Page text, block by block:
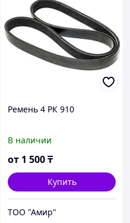
Ремень 4 РК 910
В наличии
от 1 500₸
Купить
ТОО "Амир"